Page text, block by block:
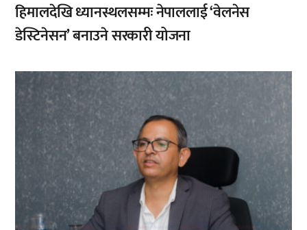
हिमालदेखि ध्यानस्थलसम्मः नेपाललाई ‘वेलनेस
डेस्टिनेसन’ बनाउने सरकारी योजना